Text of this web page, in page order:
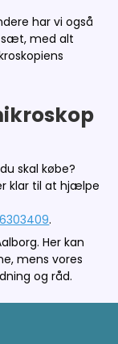
har vi også
med alt
skal købe?
klar til at hjælpe
.
Her kan
mens vores
og råd.